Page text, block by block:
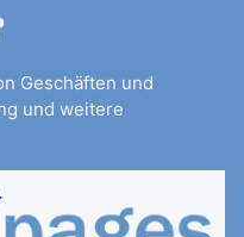
Geschäften und
und weitere